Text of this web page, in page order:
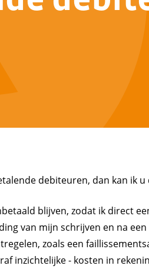
debiteuren, dan kan ik u
blijven, zodat ik direct
van mijn schrijven en na
zoals een
inzichtelijke - kosten in